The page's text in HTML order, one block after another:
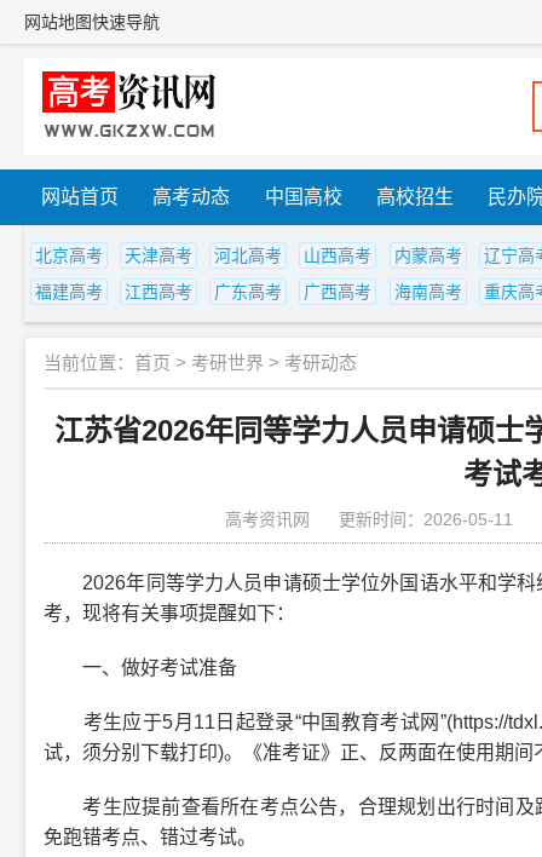
网站地图快速导航
网站首页 高考动态 中国高校 高校招生 民办
北京高考 天津高考 河北高考 山西高考 内蒙高考
辽宁高
福建高考
江西高考 广东高考 广西高考 海南高考 重庆高
当前位置： 首页 > 考研世界 > 考研动态
江苏省2026年同等学力人员申请硕
考试
高考资讯网 更新时间：2026-05-11
2026年同等学力人员申请硕士学位外国语水平和学科
考，现将有关事项提醒如下：
一、做好考试准备
考生应于5月11日起登录“中国教育考试网”(https://
试，须分别下载打印)。《准考证》正、反两面在使用期间
考生应提前查看所在考点公告，合理规划出行时间及
免跑错考点、错过考试。